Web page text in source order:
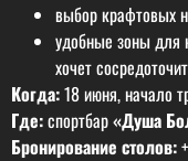
выбор крафтовых
удобные зоны для
хочет
Когда:18 июня, начало
Где:спортбар«Душа
Бронирование столов: